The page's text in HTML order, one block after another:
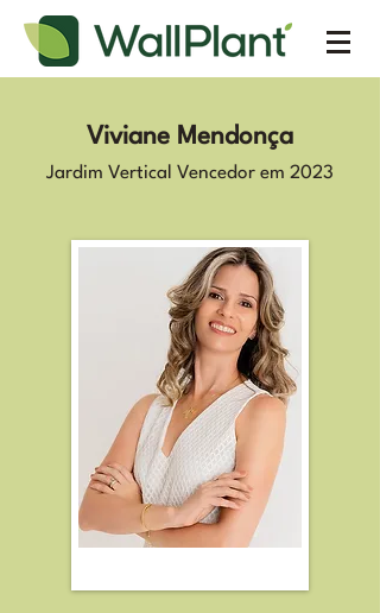
Viviane Mendonça
Jardim Vertical Vencedor em 2023